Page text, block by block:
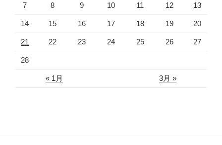
« 1月 3月 »
7 8 9 10 11 12 13
14 15 16 17 18 19 20
21 22 23 24 25 26 27
28